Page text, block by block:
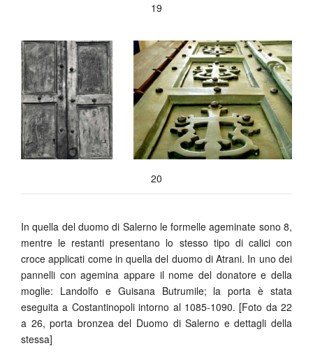
19
20
In quella del duomo di Salerno le formelle ageminate sono 8,
mentre le restanti presentano lo stesso tipo di calici con
croce applicati come in quella del duomo di Atrani. In uno dei
pannelli con agemina appare il nome del donatore e della
moglie: Landolfo e Guisana Butrumile; la porta è stata
eseguita a Costantinopoli intorno al 1085-1090. [Foto da 22
a 26, porta bronzea del Duomo di Salerno e dettagli della
stessa]